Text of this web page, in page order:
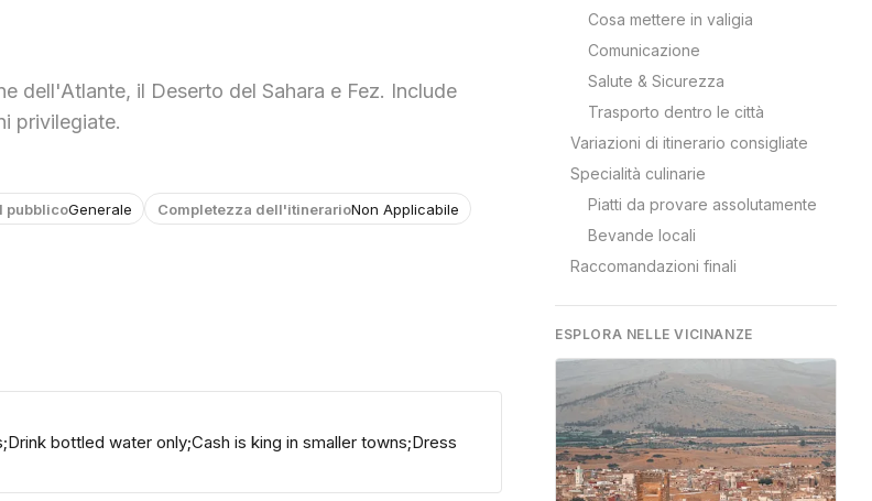
dell'Atlante, il Deserto del Sahara e Fez. Include
privilegiate.
pubblicoGenerale Completezza dell'itinerarioNon Applicabile
bottled water only;Cash is king in smaller towns;Dress
Cosa mettere in valigia
Comunicazione
Salute & Sicurezza
Trasporto dentro le città
Variazioni di itinerario consigliate
Specialità culinarie
Piatti da provare assolutamente
Bevande locali
Raccomandazioni finali
ESPLORA NELLE VICINANZE